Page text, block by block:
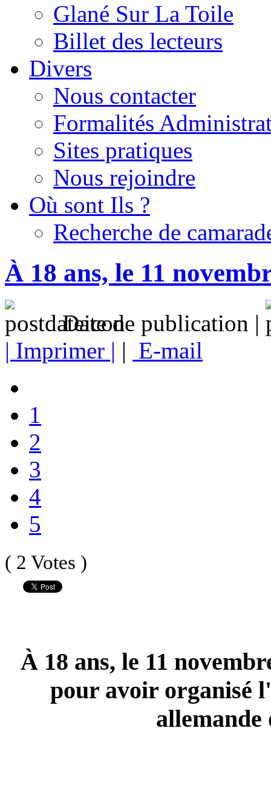
Glané Sur La Toile
Billet des lecteurs
Divers
Nous contacter
Formalités
Sites pratiques
Nous rejoindre
Où sont Ils ?
Recherche de
À 18 ans, le 11
Date de publication |
| Imprimer | | E-mail
1
2
3
4
5
( 2 Votes )
À 18 ans, le 11
pour avoir organisé